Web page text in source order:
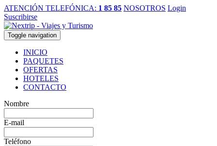
ATENCIÓN TELEFÓNICA: 1 85 85 NOSOTROS Login
Suscribirse
Toggle navigation
INICIO
PAQUETES
OFERTAS
HOTELES
CONTACTO
Nombre
E-mail
Teléfono